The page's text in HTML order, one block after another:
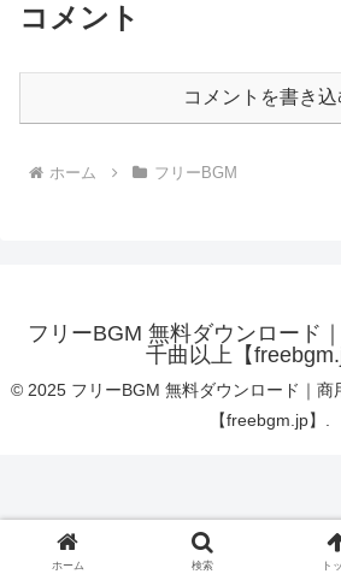
コメント
コメントを書き込
ホーム フリーBGM
フリーBGM 無料ダウンロード
千曲以上【
© 2025 フリーBGM 無料ダウンロード｜商
【freebgm.jp】.
ホーム 検索 ト